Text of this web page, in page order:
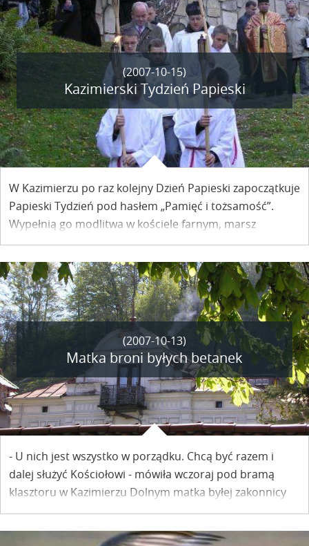
godz. 17.00
(2007-10-15)
Kazimierski Tydzień Papieski
W Kazimierzu po raz kolejny Dzień Papieski zapoczątkuje
Papieski Tydzień pod hasłem „Pamięć i tożsamość”.
Wypełnią go modlitwa w kościele farnym, marsz
milczenia, msza u stóp trzech krzyży w Parchatce oraz
zbiórka na cele charytatywne.
(2007-10-13)
Matka broni byłych betanek
- U nich jest wszystko w porządku. Chcą być razem i
dalej służyć Kościołowi - mówiła wczoraj pod bramą
klasztoru w Kazimierzu Dolnym matka byłej zakonnicy
eksmitowanej stamtąd w środę